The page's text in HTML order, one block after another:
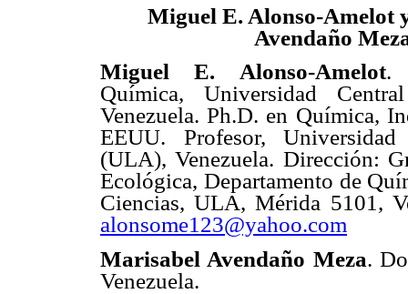
Miguel E. Alonso-Amelot
Avendaño
Miguel E. Alonso-Amelot.
Química, Universidad
Venezuela. Ph.D. en Química,
EEUU. Profesor,
(ULA), Venezuela. Dirección:
Ecológica, Departamento de
Ciencias, ULA, Mérida 5101,
alonsome123@yahoo.com
Marisabel Avendaño Meza.
Venezuela.